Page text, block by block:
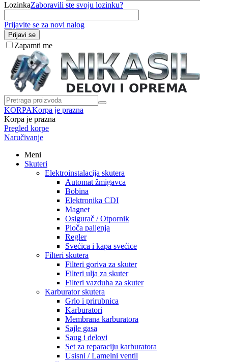
LozinkaZaboravili ste svoju lozinku?
Prijavite se za novi nalog
Prijavi se
Zapamti me
KORPAKorpa je prazna
Korpa je prazna
Pregled korpe
Naručivanje
Meni
Skuteri
Elektroinstalacija skutera
Automat žmigavca
Bobina
Elektronika CDI
Magnet
Osigurač / Otpornik
Ploča paljenja
Regler
Svećica i kapa svećice
Filteri skutera
Filteri goriva za skuter
Filteri ulja za skuter
Filteri vazduha za skuter
Karburator skutera
Grlo i prirubnica
Karburatori
Membrana karburatora
Sajle gasa
Saug i delovi
Set za reparaciju karburatora
Usisni / Lamelni ventil